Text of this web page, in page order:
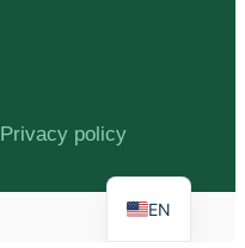
Privacy policy
EN